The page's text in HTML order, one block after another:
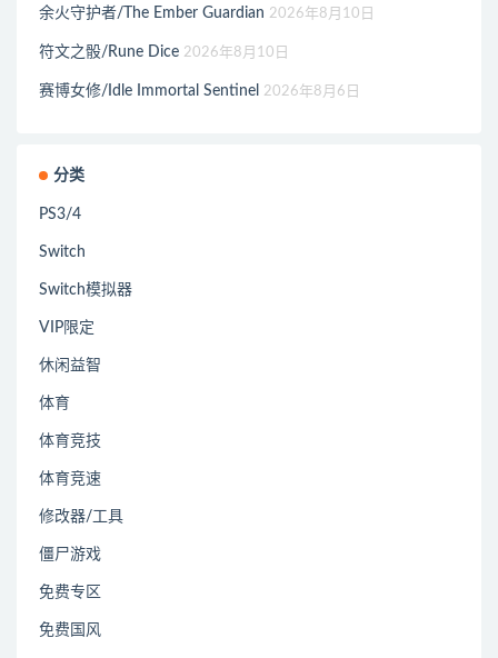
余火守护者/The Ember Guardian 2026年8月10日
符文之骰/Rune Dice 2026年8月10日
赛博女修/Idle Immortal Sentinel 2026年8月6日
分类
PS3/4
Switch
Switch模拟器
VIP限定
休闲益智
体育
体育竞技
体育竞速
修改器/工具
僵尸游戏
免费专区
免费国风